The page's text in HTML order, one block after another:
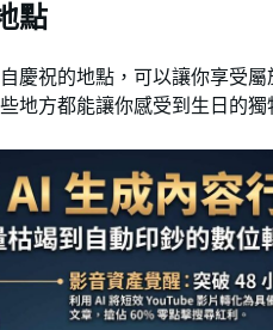
點
慶祝的地點，可以讓你享受
地方都能讓你感受到生日的獨